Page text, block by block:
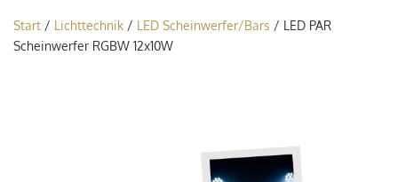
Start / Lichttechnik / LED Scheinwerfer/Bars / LED PAR
Scheinwerfer RGBW 12x10W